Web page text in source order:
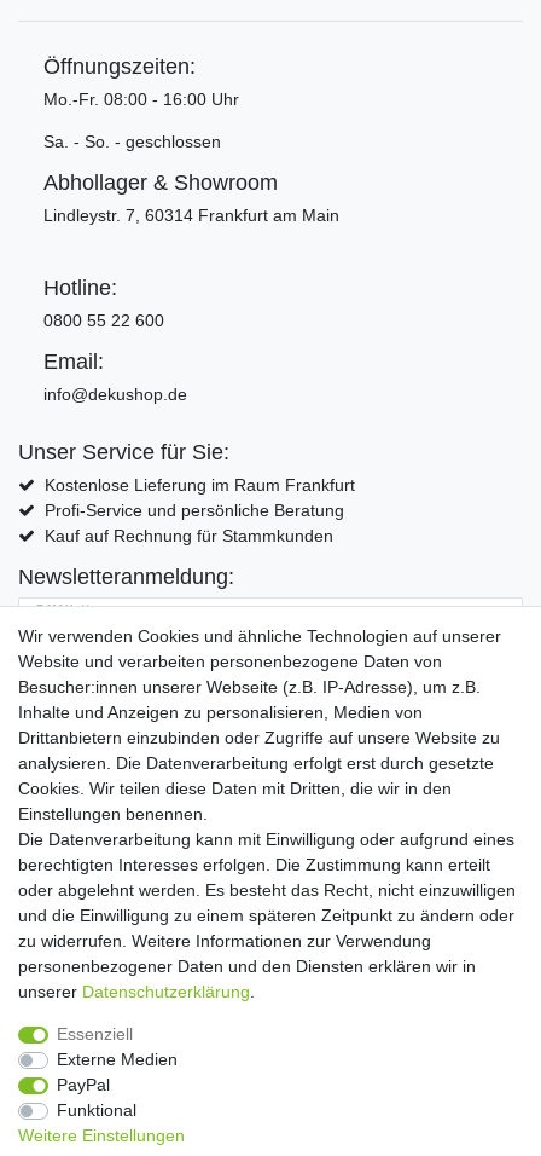
Öffnungszeiten:
Mo.-Fr. 08:00 - 16:00 Uhr
Sa. - So. - geschlossen
Abhollager & Showroom
Lindleystr. 7, 60314 Frankfurt am Main
Hotline:
0800 55 22 600
Email:
info@dekushop.de
Unser Service für Sie:
Kostenlose Lieferung im Raum Frankfurt
Profi-Service und persönliche Beratung
Kauf auf Rechnung für Stammkunden
Newsletteranmeldung:
E-MAIL **
Hiermit bestätige ich, dass ich die Daten­schutz­erklärung
Einwilligung kann ich jederzeit widerrufen.**
Abonnieren
** Hierbei handelt es sich um ein Pflichtfeld.
Widerrufs­recht Widerrufs­formular Impressum
Daten­schutz­erklärung AGB Kontakt
Wir verwenden Cookies und ähnliche Technologien auf unserer
Website und verarbeiten personenbezogene Daten von
Besucher:innen unserer Webseite (z.B. IP-Adresse), um z.B.
Inhalte und Anzeigen zu personalisieren, Medien von
Drittanbietern einzubinden oder Zugriffe auf unsere Website zu
analysieren. Die Datenverarbeitung erfolgt erst durch gesetzte
Cookies. Wir teilen diese Daten mit Dritten, die wir in den
Einstellungen benennen.
Die Datenverarbeitung kann mit Einwilligung oder aufgrund eines
berechtigten Interesses erfolgen. Die Zustimmung kann erteilt
oder abgelehnt werden. Es besteht das Recht, nicht einzuwilligen
und die Einwilligung zu einem späteren Zeitpunkt zu ändern oder
zu widerrufen. Weitere Informationen zur Verwendung
personenbezogener Daten und den Diensten erklären wir in
unserer Daten­schutz­erklärung
Essenziell
Externe Medien
PayPal
Funktional
Weitere Einstellungen
Copyright 2016 | Dekushop.de | Alle Rechte vorbehalten. |
Angebote gelten nur für Industrie, Handel, Handwerk und
Widerrufs­recht